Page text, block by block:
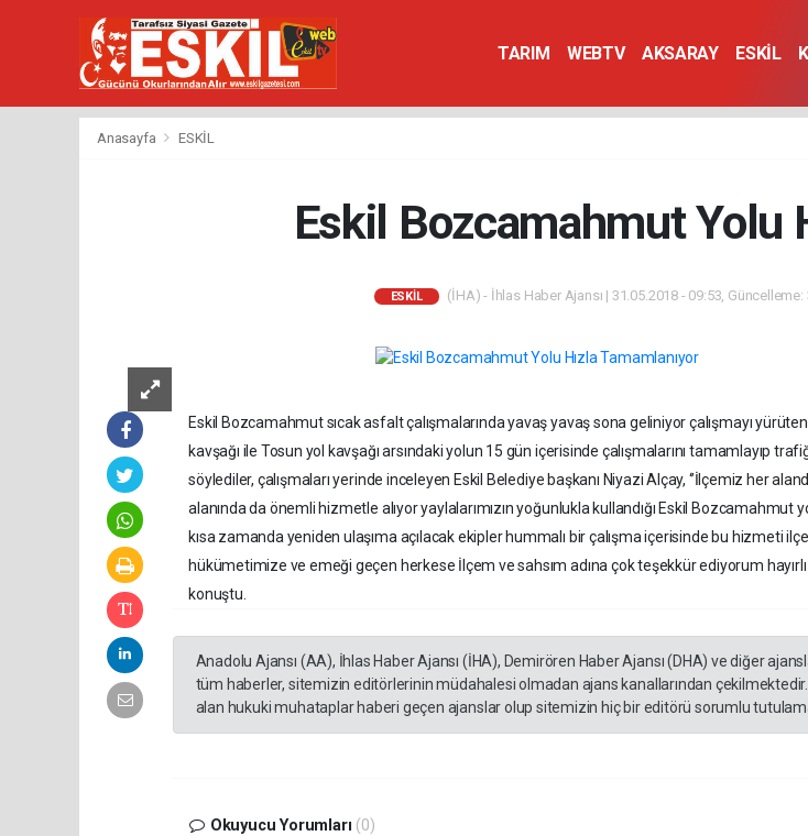
TARIM WEBTV AKSARAY ESKİL
Anasayfa ESKİL
Eskil Bozcamahmut Yolu
ESKİL (İHA) - İhlas Haber Ajansı | 31.05.2018 - 09:53, Güncelleme:
Eskil Bozcamahmut sıcak asfalt çalışmalarında yavaş yavaş sona geliniyor çalışmayı
kavşağı ile Tosun yol kavşağı arsındaki yolun 15 gün içerisinde çalışmalarını tamamlayıp
söylediler, çalışmaları yerinde inceleyen Eskil Belediye başkanı Niyazi Alçay, ‘’İlçemiz her
alanında da önemli hizmetle alıyor yaylalarımızın yoğunlukla kullandığı Eskil Bozcamahmut
kısa zamanda yeniden ulaşıma açılacak ekipler hummalı bir çalışma içerisinde bu hizmeti
hükümetimize ve emeği geçen herkese İlçem ve sahsım adına çok teşekkür ediyorum hayırlı
konuştu.
Anadolu Ajansı (AA), İhlas Haber Ajansı (İHA), Demirören Haber Ajansı (DHA) ve diğer
tüm haberler, sitemizin editörlerinin müdahalesi olmadan ajans kanallarından
alan hukuki muhataplar haberi geçen ajanslar olup sitemizin hiç bir editörü sorumlu
Okuyucu Yorumları (0)